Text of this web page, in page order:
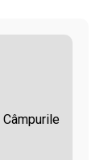
Câmpurile